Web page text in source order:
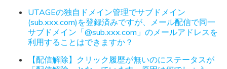
UTAGEの独自ドメイン管理でサブドメイン
(sub.xxx.com)を登録済みですが、メール配信で同一
サブドメイン「@sub.xxx.com」のメールアドレスを
利用することはできますか？
【配信解除】クリック履歴が無いのにステータスが